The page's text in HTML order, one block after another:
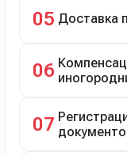
05 Доставка
06
07